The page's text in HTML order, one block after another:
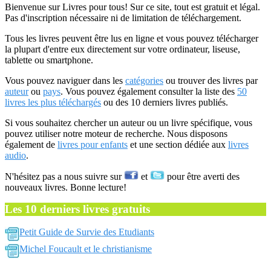
Bienvenue sur Livres pour tous! Sur ce site, tout est gratuit et légal.
Pas d'inscription nécessaire ni de limitation de téléchargement.
Tous les livres peuvent être lus en ligne et vous pouvez télécharger
la plupart d'entre eux directement sur votre ordinateur, liseuse,
tablette ou smartphone.
Vous pouvez naviguer dans les catégories ou trouver des livres par
auteurou pays. Vous pouvez également consulter la liste des 50
livres les plus téléchargés ou des 10 derniers livres publiés.
Si vous souhaitez chercher un auteur ou un livre spécifique, vous
pouvez utiliser notre moteur de recherche. Nous disposons
également de livres pour enfants et une section dédiée aux livres
audio.
N'hésitez pas a nous suivre sur et
pour être averti des
nouveaux livres. Bonne lecture!
Les 10 derniers livres gratuits
Petit Guide de Survie des Etudiants
Michel Foucault et le christianisme